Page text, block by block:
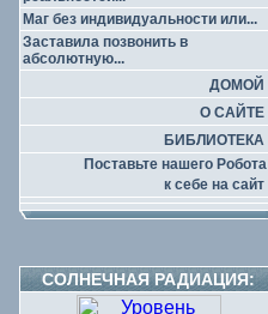
Маг без индивидуальности или...
Заставила позвонить в
абсолютную...
ДОМОЙ
О САЙТЕ
БИБЛИОТЕКА
Поставьте нашего Робота
к себе на сайт
СОЛНЕЧНАЯ РАДИАЦИЯ: